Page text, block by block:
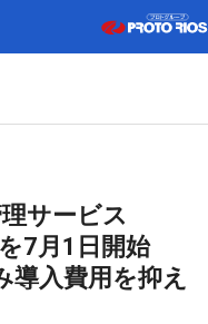
サービス
を7月1日開始
導入費用を抑え